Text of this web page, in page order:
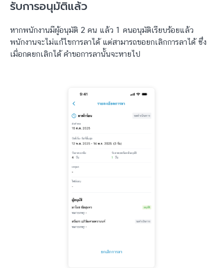
รับการอนุมัติแล้ว
หากพนักงานมีผู้อนุมัติ 2 คน แล้ว 1 คนอนุมัติเรียบร้อยแล้ว
พนักงานจะไม่แก้ไขการลาได้ แต่สามารถขอยกเลิกการลาได้ ซึ่ง
เมื่อกดยกเลิกได้ คำขอการลานั้นจะหายไป